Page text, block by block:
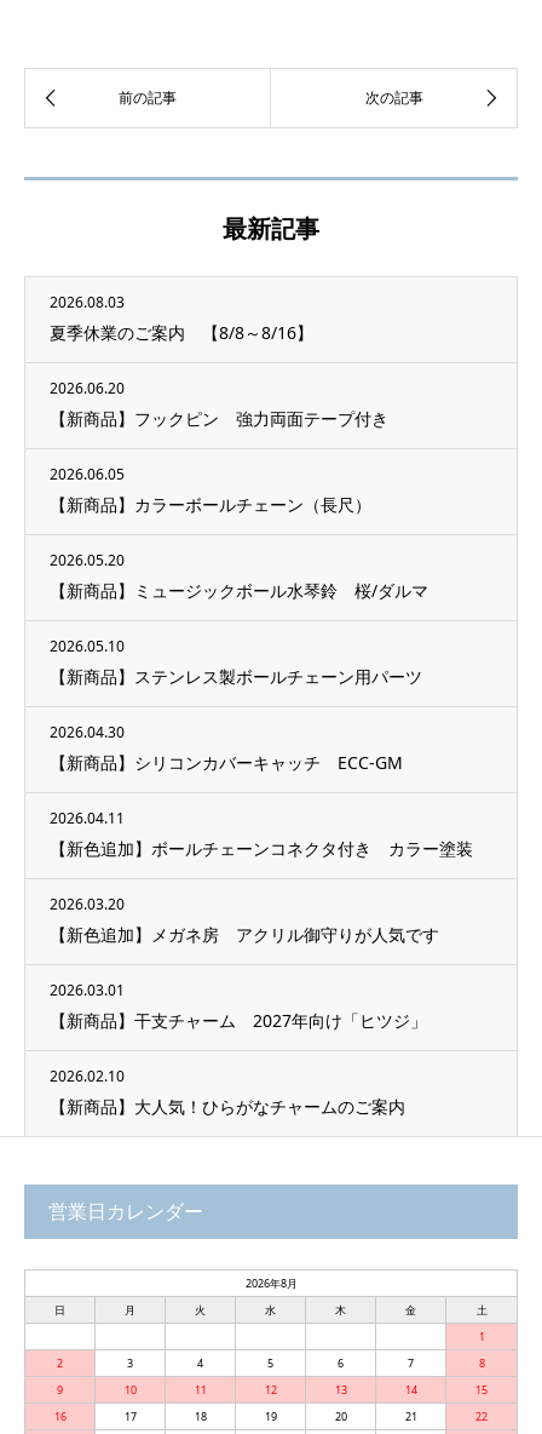
最新記事
2026.08.03
夏季休業のご案内 【8/8～8/16】
2026.06.20
【新商品】フックピン 強力両面テープ付き
2026.06.05
【新商品】カラーボールチェーン（長尺）
2026.05.20
【新商品】ミュージックボール水琴鈴 桜/ダルマ
2026.05.10
【新商品】ステンレス製ボールチェーン用パーツ
2026.04.30
【新商品】シリコンカバーキャッチ ECC-GM
2026.04.11
【新色追加】ボールチェーンコネクタ付き カラー塗装
2026.03.20
【新色追加】メガネ房 アクリル御守りが人気です
2026.03.01
【新商品】干支チャーム 2027年向け「ヒツジ」
2026.02.10
【新商品】大人気！ひらがなチャームのご案内
営業日カレンダー
2026年8月
日
月 火 水 木 金
土
1
2
3 4 5 6 7
8
9
10 11 12 13 14
15
16
17 18 19 20 21
22